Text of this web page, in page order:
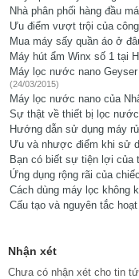
Nhà phân phối hàng đầu
Ưu điểm vượt trội của
Mua máy sấy quần áo ở
Máy hút ẩm Winx số 1 tại
Máy lọc nước nano
(24/03/2015)
Máy lọc nước nano của
Sự thật về thiết bị lọc
Hướng dẫn sử dụng máy
Ưu và nhược điểm khi sử
Bạn có biết sự tiện lợi của
Ứng dụng rộng rãi của
Cách dùng máy lọc không
Cấu tạo và nguyên tắc
Nhận xét
Chưa có nhận xét cho tin